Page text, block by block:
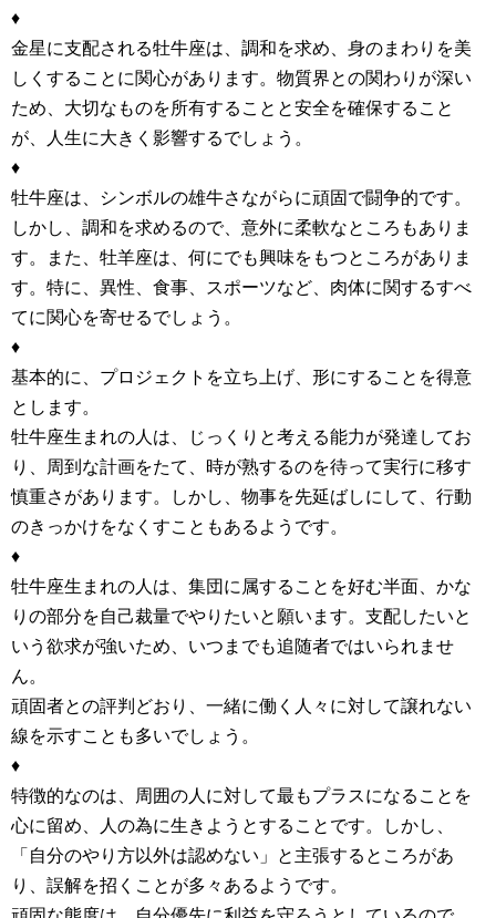
♦
金星に支配される牡牛座は、調和を求め、身のまわりを美
しくすることに関心があります。物質界との関わりが深い
ため、大切なものを所有することと安全を確保すること
が、人生に大きく影響するでしょう。
♦
牡牛座は、シンボルの雄牛さながらに頑固で闘争的です。
しかし、調和を求めるので、意外に柔軟なところもありま
す。また、牡羊座は、何にでも興味をもつところがありま
す。特に、異性、食事、スポーツなど、肉体に関するすべ
てに関心を寄せるでしょう。
♦
基本的に、プロジェクトを立ち上げ、形にすることを得意
とします。
牡牛座生まれの人は、じっくりと考える能力が発達してお
り、周到な計画をたて、時が熟するのを待って実行に移す
慎重さがあります。しかし、物事を先延ばしにして、行動
のきっかけをなくすこともあるようです。
♦
牡牛座生まれの人は、集団に属することを好む半面、かな
りの部分を自己裁量でやりたいと願います。支配したいと
いう欲求が強いため、いつまでも追随者ではいられませ
ん。
頑固者との評判どおり、一緒に働く人々に対して譲れない
線を示すことも多いでしょう。
♦
特徴的なのは、周囲の人に対して最もプラスになることを
心に留め、人の為に生きようとすることです。しかし、
「自分のやり方以外は認めない」と主張するところがあ
り、誤解を招くことが多々あるようです。